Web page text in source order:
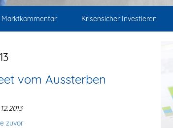
Marktkommentar Krisensicher Investieren
vom Aussterben
zuvor